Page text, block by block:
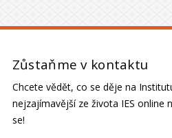
Zůstaňme v kontaktu
Chcete vědět, co se děje na
nejzajímavější ze života IES online
se!